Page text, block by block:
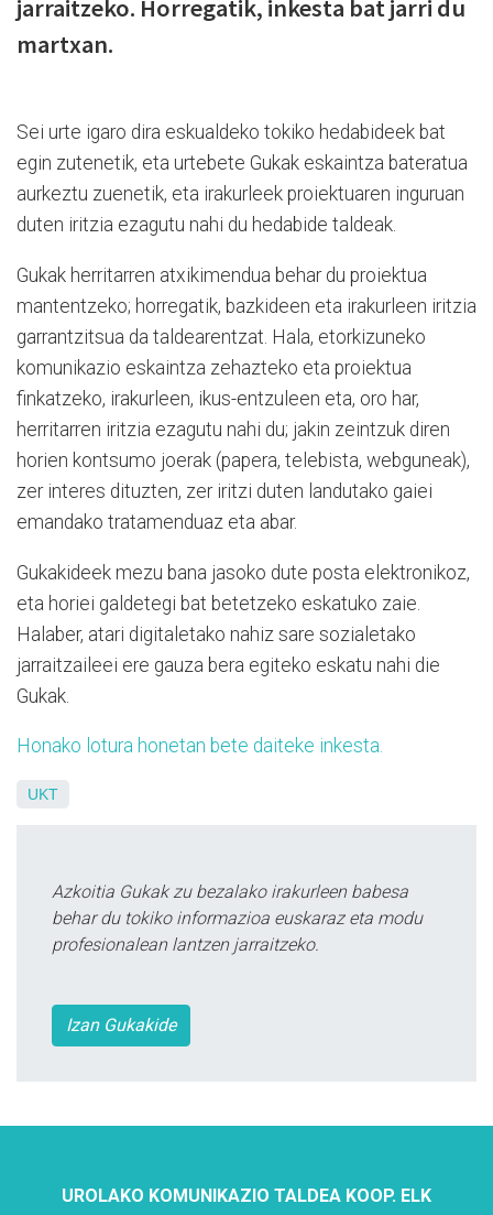
jarraitzeko. Horregatik, inkesta bat jarri du
martxan.
Sei urte igaro dira eskualdeko tokiko hedabideek bat
egin zutenetik, eta urtebete Gukak eskaintza bateratua
aurkeztu zuenetik, eta irakurleek proiektuaren inguruan
duten iritzia ezagutu nahi du hedabide taldeak.
Gukak herritarren atxikimendua behar du proiektua
mantentzeko; horregatik, bazkideen eta irakurleen iritzia
garrantzitsua da taldearentzat. Hala, etorkizuneko
komunikazio eskaintza zehazteko eta proiektua
finkatzeko, irakurleen, ikus-entzuleen eta, oro har,
herritarren iritzia ezagutu nahi du; jakin zeintzuk diren
horien kontsumo joerak (papera, telebista, webguneak),
zer interes dituzten, zer iritzi duten landutako gaiei
emandako tratamenduaz eta abar.
Gukakideek mezu bana jasoko dute posta elektronikoz,
eta horiei galdetegi bat betetzeko eskatuko zaie.
Halaber, atari digitaletako nahiz sare sozialetako
jarraitzaileei ere gauza bera egiteko eskatu nahi die
Gukak.
Honako lotura honetan bete daiteke inkesta.
UKT
Azkoitia Gukak zu bezalako irakurleen babesa
behar du tokiko informazioa euskaraz eta modu
profesionalean lantzen jarraitzeko.
Izan Gukakide
UROLAKO KOMUNIKAZIO TALDEA KOOP. ELK